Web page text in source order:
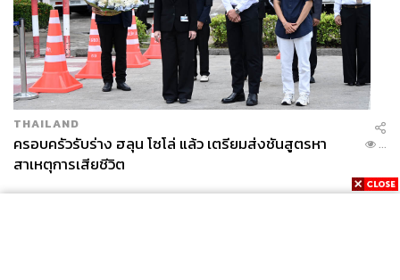
THAILAND
ครอบครัวรับร่าง ฮลุน โซโล่ แล้ว เตรียมส่งชันสูตรหา
สาเหตุการเสียชีวิต
...